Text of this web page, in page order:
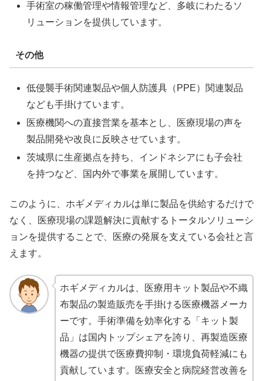
手術室の稼働管理や情報管理など、多岐にわたるソ
リューションを提供しています。
その他
低侵襲手術関連製品や個人防護具（PPE）関連製品
なども手掛けています。
医療機関への直接営業を基本とし、医療現場の声を
製品開発や改良に反映させています。
茨城県に生産拠点を持ち、インドネシアにも子会社
を持つなど、国内外で事業を展開しています。
このように、ホギメディカルは単に製品を供給するだけで
なく、医療現場の課題解決に貢献するトータルソリューシ
ョンを提供することで、医療の発展を支えている会社と言
えます。
ホギメディカルは、医療用キット製品や不織
布製品の製造販売を手掛ける医療機器メーカ
ーです。手術準備を効率化する「キット製
品」は国内トップシェアを誇り、再製造医療
機器の提供で医療費抑制・環境負荷軽減にも
貢献しています。医療安全と病院経営改善を